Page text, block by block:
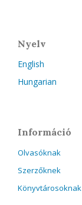
Nyelv
English
Hungarian
Információ
Olvasóknak
Szerzőknek
Könyvtárosoknak